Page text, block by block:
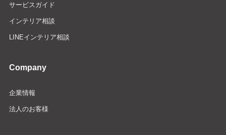
サービスガイド
インテリア相談
LINEインテリア相談
Company
企業情報
法人のお客様